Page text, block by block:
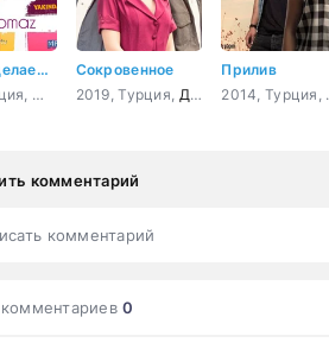
Что ни сделает влюбленный
2017, Турция,
Мелодрама ,Комедия
Сокровенное
2019, Турция, Драма
Прилив
комментарий
комментарий
комментариев0